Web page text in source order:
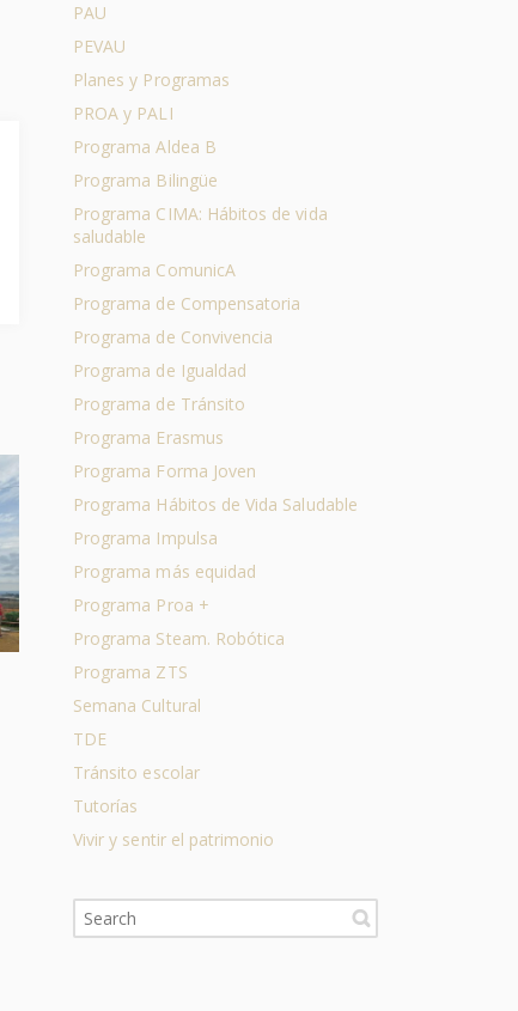
PAU
PEVAU
Planes y Programas
PROA y PALI
Programa Aldea B
Programa Bilingüe
Programa CIMA: Hábitos de vida
saludable
Programa ComunicA
Programa de Compensatoria
Programa de Convivencia
Programa de Igualdad
Programa de Tránsito
Programa Erasmus
Programa Forma Joven
Programa Hábitos de Vida Saludable
Programa Impulsa
Programa más equidad
Programa Proa +
Programa Steam. Robótica
Programa ZTS
Semana Cultural
TDE
Tránsito escolar
Tutorías
Vivir y sentir el patrimonio